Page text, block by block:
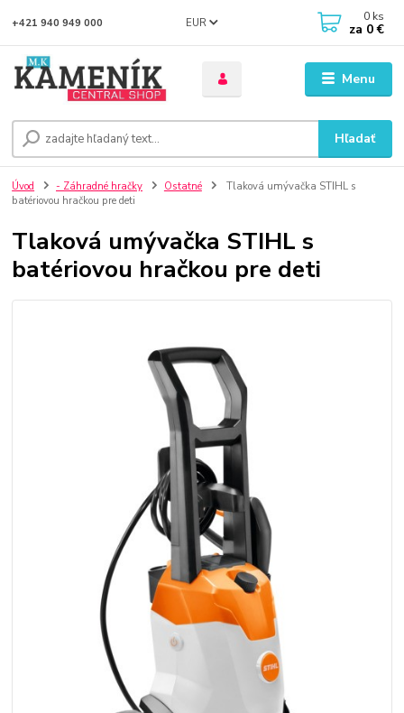
Menu
EUR
Hľadať
+421 940 949 000 0 ks
za 0 €
Úvod - Záhradné hračky Ostatné
Tlaková umývačka STIHL s
batériovou hračkou pre deti
Tlaková umývačka STIHL s
batériovou hračkou pre deti